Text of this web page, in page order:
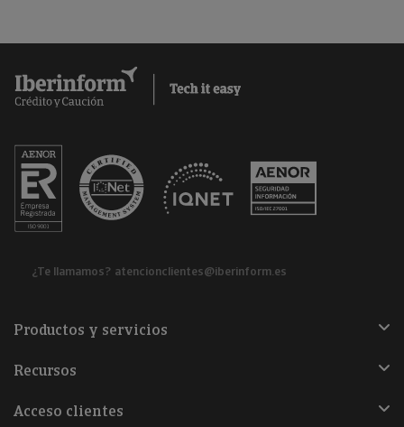
¿Te llamamos? atencionclientes@iberinform.es
Productos y servicios
Recursos
Acceso clientes